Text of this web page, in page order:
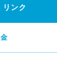
リンク